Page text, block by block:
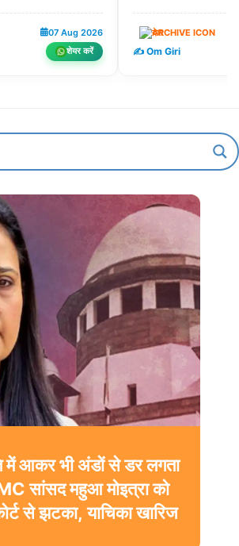
07 Aug 2026
शेयर करें
देश
✍️ Om Giri
में आकर भी अंडों से डर लगता
सांसद महुआ मोइत्रा को
से झटका, याचिका खारिज